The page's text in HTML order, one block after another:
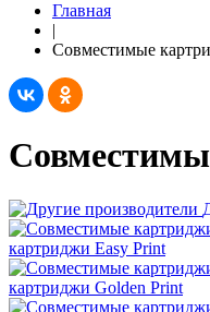
Главная
|
Совместимые
картриджи Easy Print
картриджи Golden Print